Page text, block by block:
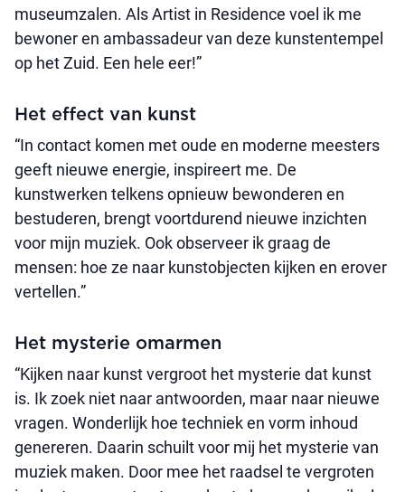
museumzalen. Als Artist in Residence voel ik me
bewoner en ambassadeur van deze kunstentempel
op het Zuid. Een hele eer!”
Het effect van kunst
“In contact komen met oude en moderne meesters
geeft nieuwe energie, inspireert me. De
kunstwerken telkens opnieuw bewonderen en
bestuderen, brengt voortdurend nieuwe inzichten
voor mijn muziek. Ook observeer ik graag de
mensen: hoe ze naar kunstobjecten kijken en erover
vertellen.”
Het mysterie omarmen
“Kijken naar kunst vergroot het mysterie dat kunst
is. Ik zoek niet naar antwoorden, maar naar nieuwe
vragen. Wonderlijk hoe techniek en vorm inhoud
genereren. Daarin schuilt voor mij het mysterie van
muziek maken. Door mee het raadsel te vergroten